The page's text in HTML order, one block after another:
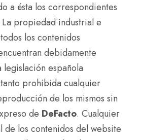
a ésta los correspondientes
propiedad industrial e
los contenidos
debidamente
española
prohibida cualquier
de los mismos sin
de DeFacto. Cualquier
de los contenidos del website